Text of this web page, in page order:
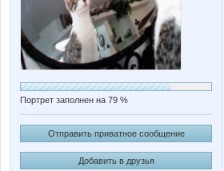
Портрет заполнен на 79 %
Отправить приватное сообщение
Добавить в друзья